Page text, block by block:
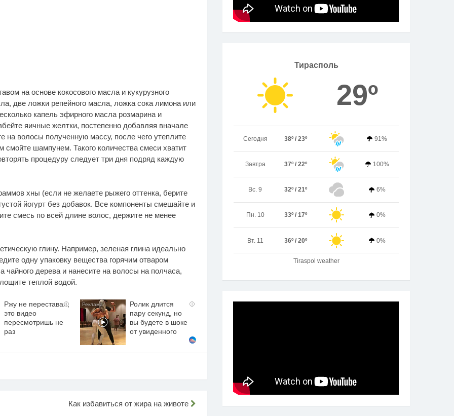
на основе кокосового масла и кукурузного
две ложки репейного масла, ложка сока лимона или
капель эфирного масла розмарина и
яичные желтки, постепенно добавляя вначале
на волосы полученную массу, после чего утеплите
шампунем. Такого количества смеси хватит
процедуру следует три дня подряд каждую
хны (если не желаете рыжего оттенка, берите
йогурт без добавок. Все компоненты смешайте и
смесь по всей длине волос, держите не менее
глину. Например, зеленая глина идеально
одну упаковку вещества горячим отваром
дерева и нанесите на волосы на полчаса,
теплой водой.
i
Ржу не переставая,
это видео
пересмотришь не
раз
i
Ролик длится
пару секунд, но
вы будете в шоке
от увиденного
Как избавиться от жира на животе
Тирасполь
29º
Сегодня 38º / 23º 91%
Завтра 37º / 22º 100%
Вс. 9 32º / 21º 6%
Пн. 10 33º / 17º 0%
Вт. 11 36º / 20º 0%
Tiraspol weather